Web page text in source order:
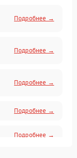
Подробнее →
Подробнее →
Подробнее →
Подробнее →
Подробнее →